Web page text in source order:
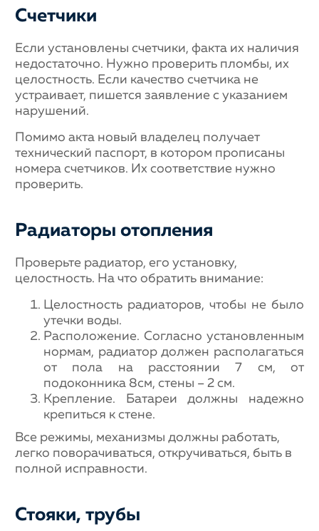
Счетчики
Если установлены счетчики, факта их наличия
недостаточно. Нужно проверить пломбы, их
целостность. Если качество счетчика не
устраивает, пишется заявление с указанием
нарушений.
Помимо акта новый владелец получает
технический паспорт, в котором прописаны
номера счетчиков. Их соответствие нужно
проверить.
Радиаторы отопления
Проверьте радиатор, его установку,
целостность. На что обратить внимание:
Целостность радиаторов, чтобы не было
утечки воды.
Расположение. Согласно установленным
нормам, радиатор должен располагаться
от пола на расстоянии 7 см, от
подоконника 8см, стены – 2 см.
Крепление. Батареи должны надежно
крепиться к стене.
Все режимы, механизмы должны работать,
легко поворачиваться, откручиваться, быть в
полной исправности.
Стояки, трубы